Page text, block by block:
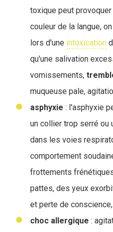
toxique peut
couleur de la langue,
lors d'une intoxication
qu'une salivation
vomissements,
muqueuse pale,
asphyxie : l'asphyxie
un collier trop serré ou
dans les voies
comportement
frottements
pattes, des yeux
et perte de conscience,
choc allergique :